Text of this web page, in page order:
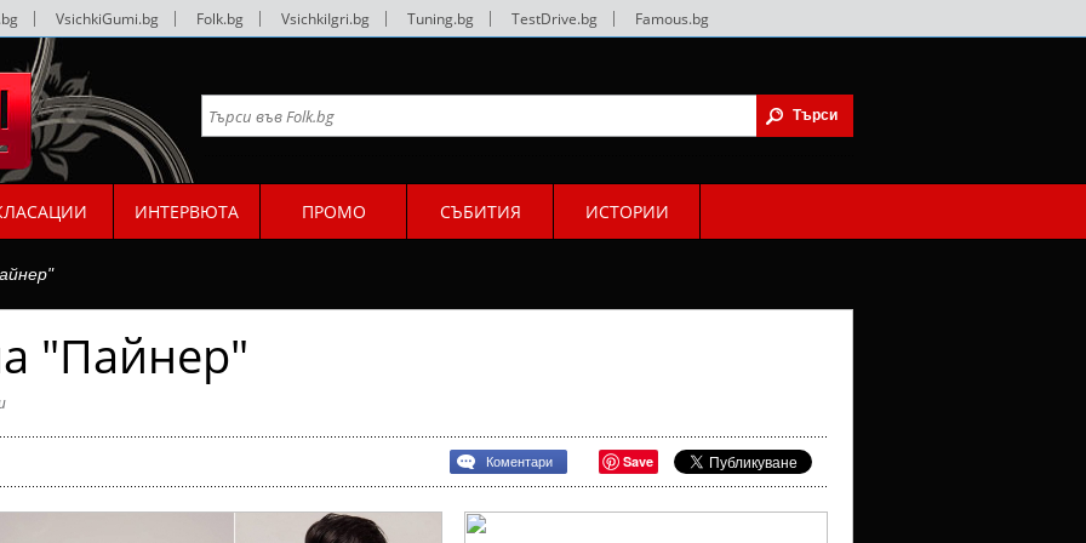
VsichkiGumi.bg Folk.bg VsichkiIgri.bg Tuning.bg TestDrive.bg Famous.bg
ИНТЕРВЮТА ПРОМО СЪБИТИЯ ИСТОРИИ
"Пайнер"
Коментари Save